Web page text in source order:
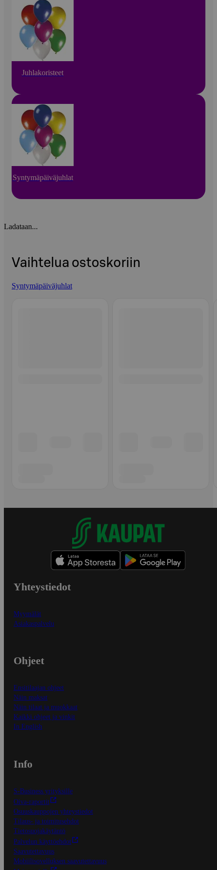
Juhlakoristeet
Syntymäpäiväjuhlat
Ladataan...
Vaihtelua ostoskoriin
Syntymäpäiväjuhlat
Yhteystiedot
Myymälät
Asiakaspalvelu
Ohjeet
Ensitilaajan ohjeet
Näin maksat
Näin tilaat ja muokkaat
Kaikki ohjeet ja vinkit
In English
Info
S-Business yrityksille
Oiva-raportit
Osuuskauppojen yhteystiedot
Tilaus- ja toimitusehdot
Tietosuojakäytäntö
Palvelun käyttöehdot
Saavutettavuus
Mobiilisovelluksen saavutettavuus